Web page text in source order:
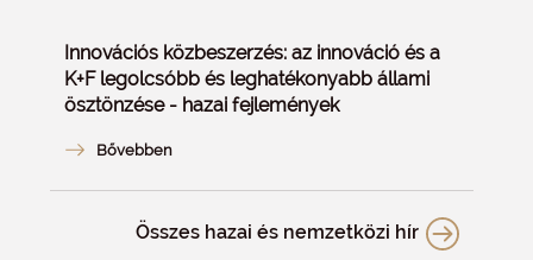
Innovációs közbeszerzés: az innováció és a
K+F legolcsóbb és leghatékonyabb állami
ösztönzése - hazai fejlemények
Összes hazai és nemzetközi hír